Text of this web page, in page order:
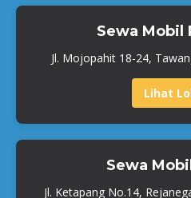
Sewa Mobil
Jl. Mojopahit 18-24,
Lihat
Sewa
Jl. Ketapang No.14,